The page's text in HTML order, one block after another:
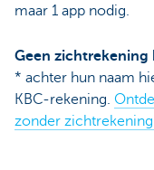
maar 1 app nodig.
Geen zichtrekening
* achter hun naam
KBC-rekening.
zonder